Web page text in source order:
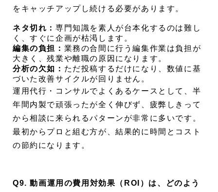
をキャッチアップし続ける必要があります。
ネタ切れ： 専門知識を素人が台本化するのは難し
く、すぐに企画が枯渇します。
編集の負担： 業務の合間に行う編集作業は負担が
大きく、残業や離職の原因になります。
分析の欠如： ただ投稿するだけになり、数値に基
づいた改善サイクルが回りません。
運用代行・コンサルでよくあるケースとして、半
年間内製で頑張ったが全く伸びず、疲弊しきって
から相談に来られるパターンが非常に多いです。
最初からプロと組む方が、結果的に時間とコスト
の節約になります。
Q9. 動画運用の費用対効果（ROI）は、どのよう